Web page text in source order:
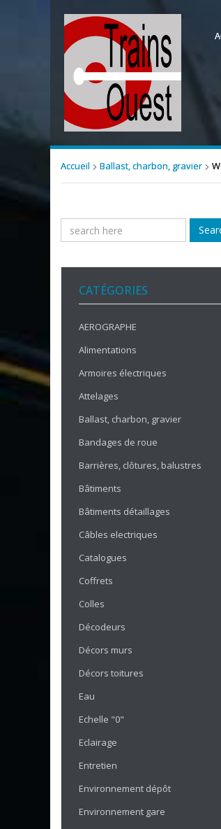
Accueil Ballast, charbon, gravier
CATÉGORIES
AEROGRAPHE
Alimentations
Armoires électriques
Attelages
Ballast, charbon, gravier
Bandages de roue
Barrières, clôtures, balustres
Bâtiments
Bâtiments détaillages
Câbles electriques
Catalogues
Coffrets
Colles
Décodeurs
Décors murs
Décors toitures
Eau
Echelle "0"
Eclairage
Entretien
Environnement dépôt
Environnement gare